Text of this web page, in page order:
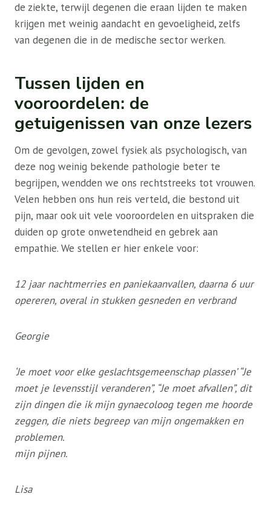
de ziekte, terwijl degenen die eraan lijden te maken
krijgen met weinig aandacht en gevoeligheid, zelfs
van degenen die in de medische sector werken.
Tussen lijden en
vooroordelen: de
getuigenissen van onze lezers
Om de gevolgen, zowel fysiek als psychologisch, van
deze nog weinig bekende pathologie beter te
begrijpen, wendden we ons rechtstreeks tot vrouwen.
Velen hebben ons hun reis verteld, die bestond uit
pijn, maar ook uit vele vooroordelen en uitspraken die
duiden op grote onwetendheid en gebrek aan
empathie. We stellen er hier enkele voor:
12 jaar nachtmerries en paniekaanvallen, daarna 6 uur
opereren, overal in stukken gesneden en verbrand
Georgie
‘Je moet voor elke geslachtsgemeenschap plassen’“Je
moet je levensstijl veranderen”, “Je moet afvallen”, dit
zijn dingen die ik mijn gynaecoloog tegen me hoorde
zeggen, die niets begreep van mijn ongemakken en
problemen.
mijn pijnen.
Lisa